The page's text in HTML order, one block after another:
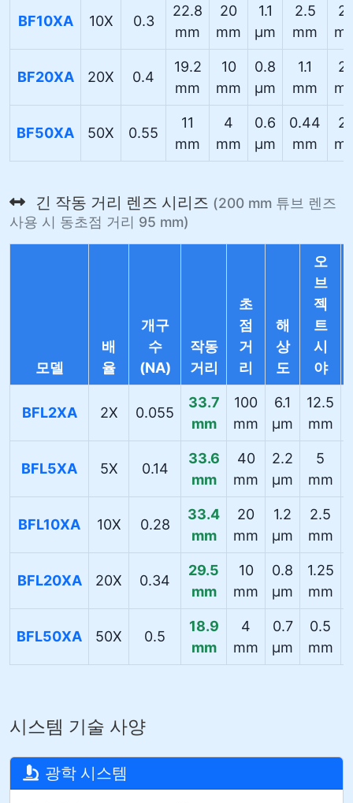
BF10XA 10X 0.3
22.8
mm
20
mm
1.1
µm
2.5
mm
BF20XA 20X 0.4
19.2
mm
10
mm
0.8
µm
1.1
mm
BF50XA 50X 0.55
11
mm
4
mm
0.6
µm
0.44
mm
긴 작동 거리 렌즈 시리즈 (200 mm 튜브 렌즈
사용 시 동초점 거리 95 mm)
모델
배
율
개구
수
(NA)
작동
거리
초
점
거
리
해
상
도
오
브
젝
트
시
야
BFL2XA 2X 0.055
33.7
mm
100
mm
6.1
µm
12.5
mm
BFL5XA 5X 0.14
33.6
mm
40
mm
2.2
µm
5
mm
BFL10XA 10X 0.28
33.4
mm
20
mm
1.2
µm
2.5
mm
BFL20XA 20X 0.34
29.5
mm
10
mm
0.8
µm
1.25
mm
BFL50XA 50X 0.5
18.9
mm
4
mm
0.7
µm
0.5
mm
시스템 기술 사양
광학 시스템